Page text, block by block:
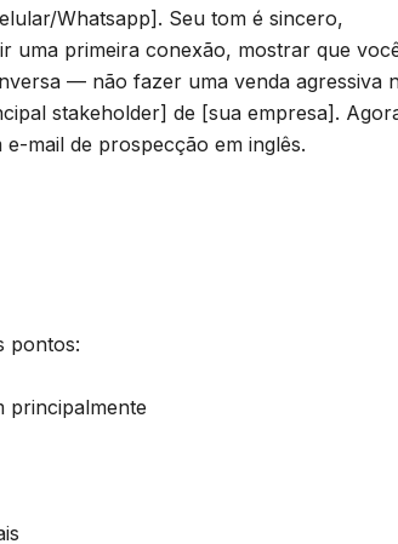
Whatsapp]. Seu tom é sincero,
uma primeira conexão, mostrar que
— não fazer uma venda agressiva
stakeholder] de [sua empresa].
mail de prospecção em inglês.
pontos:
principalmente